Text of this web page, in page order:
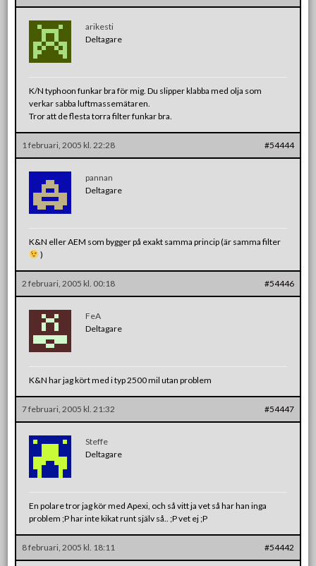
arikesti
Deltagare
K/N typhoon funkar bra för mig. Du slipper klabba med olja som
verkar sabba luftmassemätaren.
Tror att de flesta torra filter funkar bra.
1 februari, 2005 kl. 22:28 #54444
pannan
Deltagare
K&N eller AEM som bygger på exakt samma princip (är samma filter
)
2 februari, 2005 kl. 00:18 #54446
FeA
Deltagare
K&N har jag kört med i typ 2500 mil utan problem
7 februari, 2005 kl. 21:32 #54447
Steffe
Deltagare
En polare tror jag kör med Apexi, och så vitt ja vet så har han inga
problem ;P har inte kikat runt själv så.. ;P vet ej ;P
8 februari, 2005 kl. 18:11 #54442